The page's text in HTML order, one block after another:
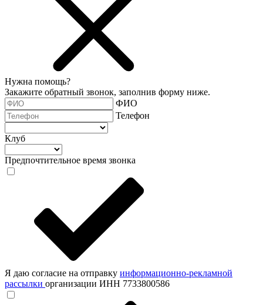
Нужна помощь?
Закажите обратный звонок, заполнив форму ниже.
ФИО
Телефон
Клуб
Предпочтительное время звонка
Я даю согласие на отправку информационно-рекламной
рассылки организации ИНН 7733800586